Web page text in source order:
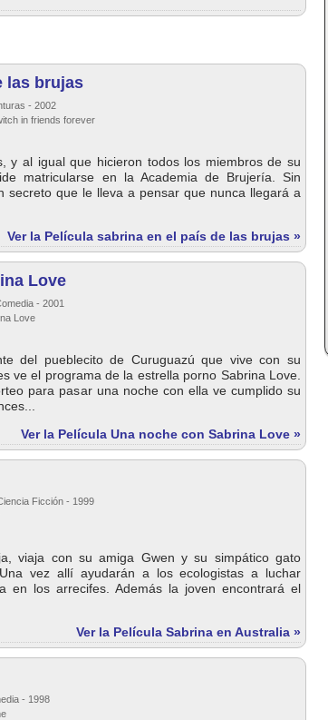
las brujas
- 2002
in friends forever
y al igual que hicieron todos los miembros de su
matricularse en la Academia de Brujería. Sin
secreto que le lleva a pensar que nunca llegará a
Ver la Película sabrina en el país de las brujas »
Love
- 2001
Love
del pueblecito de Curuguazú que vive con su
ve el programa de la estrella porno Sabrina Love.
para pasar una noche con ella ve cumplido su
Ver la Película Una noche con Sabrina Love »
Ficción - 1999
viaja con su amiga Gwen y su simpático gato
vez allí ayudarán a los ecologistas a luchar
en los arrecifes. Además la joven encontrará el
Ver la Película Sabrina en Australia »
- 1998